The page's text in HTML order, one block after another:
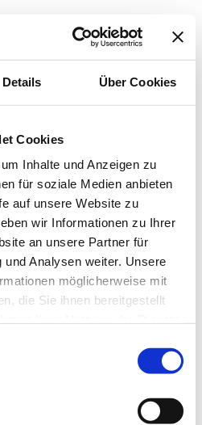
Details Über Cookies
Cookies
Inhalte und Anzeigen zu
für soziale Medien anbieten
auf unsere Website zu
wir Informationen zu Ihrer
an unsere Partner für
Analysen weiter. Unsere
möglicherweise mit
die Sie ihnen bereitgestellt
for more